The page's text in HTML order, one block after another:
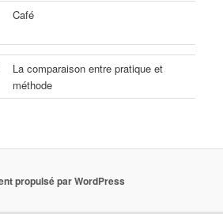
Café
La comparaison entre pratique et
méthode
propulsé par WordPress